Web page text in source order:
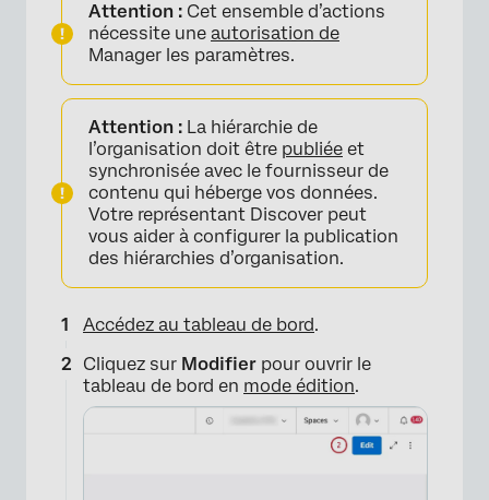
Attention : Cet ensemble d’actions
nécessite une autorisation de
Manager les paramètres.
Attention : La hiérarchie de
l’organisation doit être publiée et
synchronisée avec le fournisseur de
contenu qui héberge vos données.
Votre représentant Discover peut
vous aider à configurer la publication
des hiérarchies d’organisation.
Accédez au tableau de bord.
Cliquez sur Modifier pour ouvrir le
tableau de bord en mode édition.